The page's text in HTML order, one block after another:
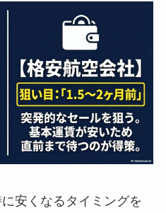
安くなるタイミングを